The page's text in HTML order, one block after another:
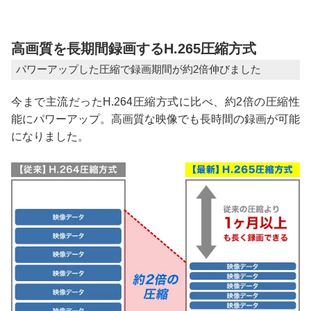
高画質を長期間録画するH.265圧縮方式
パワーアップした圧縮で録画期間が約2倍伸びました
今まで主流だったH.264圧縮方式に比べ、約2倍の圧縮性
能にパワーアップ。高画質な映像でも長時間の録画が可能
になりました。